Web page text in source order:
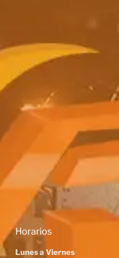
Horarios
Lunes a Viernes